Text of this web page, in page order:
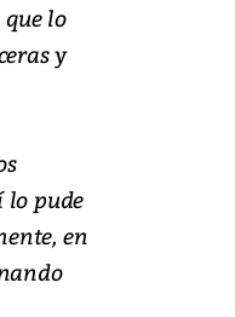
lo
y
lo pude
en